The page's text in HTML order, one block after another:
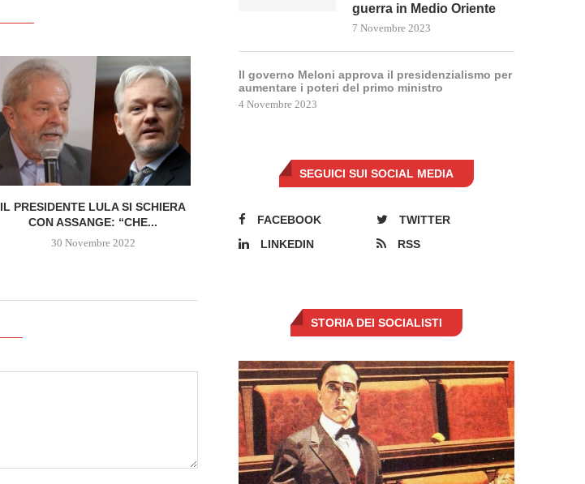
IL PRESIDENTE LULA SI SCHIERA
CON ASSANGE: “CHE...
30 Novembre 2022
MELONI PER IL CARO...
5 Novembre 2022
guerra in Medio Oriente
7 Novembre 2023
Il governo Meloni approva il presidenzialismo per
aumentare i poteri del primo ministro
4 Novembre 2023
SEGUICI SUI SOCIAL MEDIA
FACEBOOK
TWITTER
LINKEDIN
RSS
STORIA DEI SOCIALISTI